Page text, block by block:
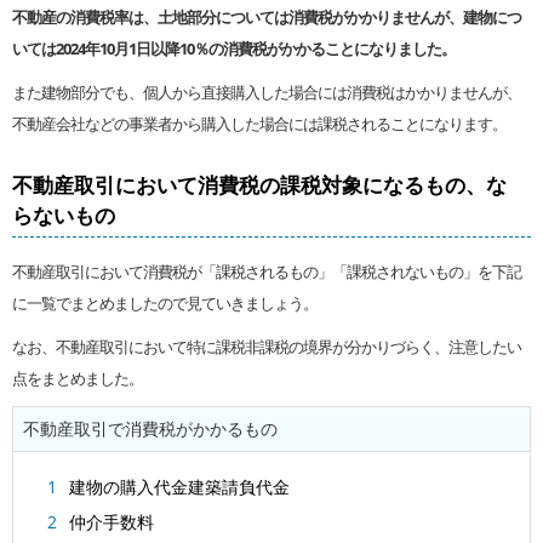
不動産の消費税率は、土地部分については消費税がかかりませんが、建物につ
いては2024年10月1日以降10％の消費税がかかることになりました。
また建物部分でも、個人から直接購入した場合には消費税はかかりませんが、
不動産会社などの事業者から購入した場合には課税されることになります。
不動産取引において消費税の課税対象になるもの、な
らないもの
不動産取引において消費税が「課税されるもの」「課税されないもの」を下記
に一覧でまとめましたので見ていきましょう。
なお、不動産取引において特に課税非課税の境界が分かりづらく、注意したい
点をまとめました。
不動産取引で消費税がかかるもの
建物の購入代金建築請負代金
仲介手数料